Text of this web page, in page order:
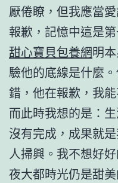
厭倦瞭，但我應當
報歉，記憶中這是
甜心寶貝包養網明
驗他的底線是什麼
錯，他在報歉，我
而此時我想的是：
沒有完成，成果就
人掃興。我不想好
夜大都時光仍是甜